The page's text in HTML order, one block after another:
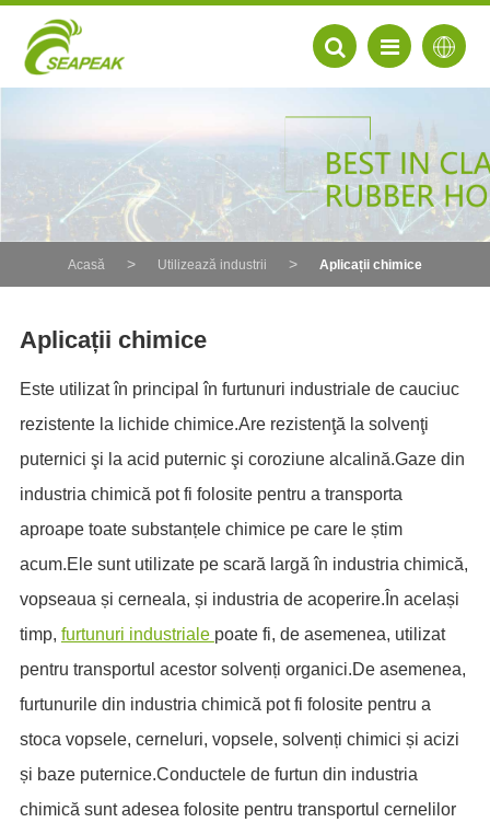
FR
AR
DA
PL
HU
Acasă Utilizează industrii Aplicații chimice
Aplicații chimice
Este utilizat în principal în furtunuri industriale de cauciuc
rezistente la lichide chimice.Are rezistenţă la solvenţi
puternici şi la acid puternic şi coroziune alcalină.Gaze din
industria chimică pot fi folosite pentru a transporta
aproape toate substanțele chimice pe care le știm
acum.Ele sunt utilizate pe scară largă în industria chimică,
vopseaua și cerneala, și industria de acoperire.În același
timp, furtunuri industriale poate fi, de asemenea, utilizat
pentru transportul acestor solvenți organici.De asemenea,
furtunurile din industria chimică pot fi folosite pentru a
stoca vopsele, cerneluri, vopsele, solvenți chimici și acizi
și baze puternice.Conductele de furtun din industria
chimică sunt adesea folosite pentru transportul cernelilor